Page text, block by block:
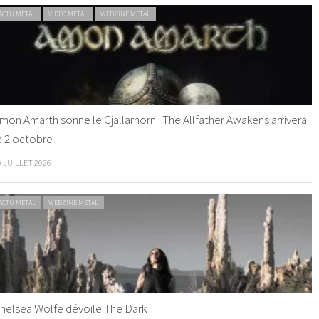
METAL VIDEO METAL WEBZINE METAL
Amarth sonne le Gjallarhorn : The Allfather Awakens arrivera
2 octobre
JUILLET 2026
METAL WEBZINE METAL
Wolfe dévoile The Dark